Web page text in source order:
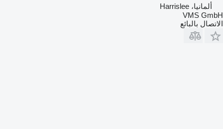
ألمانيا، Harrislee
VMS GmbH
الاتصال بالبائع